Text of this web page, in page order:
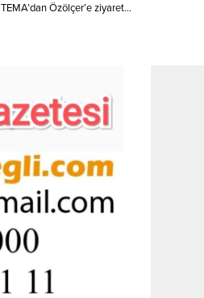
TEMA’dan Özölçer’e ziyaret…